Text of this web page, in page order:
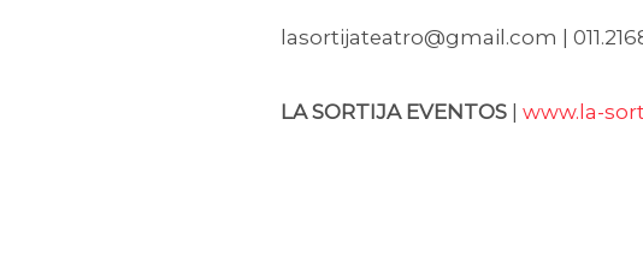
lasortijateatro@gmail.com |
LA SORTIJA EVENTOS |www.la-